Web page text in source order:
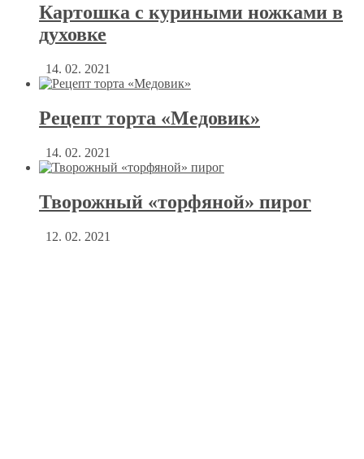
Картошка с куриными ножками в
духовке
14. 02. 2021
Рецепт торта «Медовик»
14. 02. 2021
Творожный «торфяной» пирог
12. 02. 2021